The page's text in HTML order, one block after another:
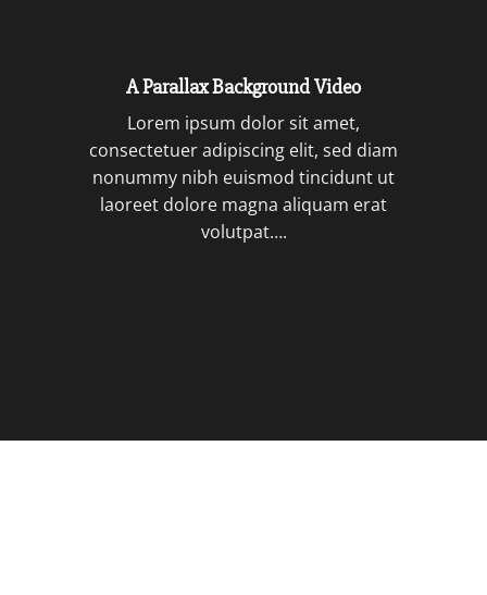
A Parallax Background Video
Lorem ipsum dolor sit amet,
consectetuer adipiscing elit, sed diam
nonummy nibh euismod tincidunt ut
laoreet dolore magna aliquam erat
volutpat….